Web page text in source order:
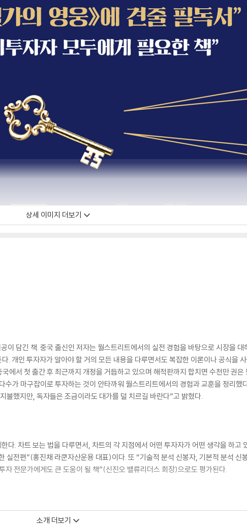
상세 이미지 더보기
담긴 책. 중국 출신인 저자는 월스트리트에서의 실전 경험을 바탕으로 시장을 대
. 개인 투자자가 알아야 할 거의 모든 내용을 다루면서도 복잡한 이론이나 공식을
에서 첫 출간 후 최근까지 개정을 거듭하고 있으며 해적판까지 합치면 수천만 권은
가 마구잡이로 투자하는 것이 안타까워 월스트리트에서의 경험과 교훈을 정리했
불했지만, 독자들은 조금이라도 대가를 덜 치르길 바란다”고 밝혔다.
. 차트 보는 법을 다루면서, 차트의 각 지점에서 어떤 투자자가 어떤 생각을 하고
실전편”(홍진채 라쿤자산운용 대표)이다. 또 “기술적 분석 신봉자, 기본적 분석 신
전문가에게도 큰 도움이 될 책”(신진오 밸류리더스 회장)으로도 평가된다.
소개 더보기